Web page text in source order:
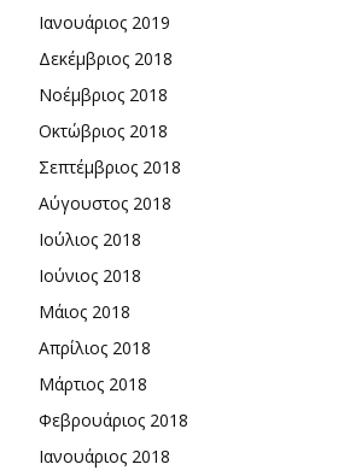
Ιανουάριος 2019
Δεκέμβριος 2018
Νοέμβριος 2018
Οκτώβριος 2018
Σεπτέμβριος 2018
Αύγουστος 2018
Ιούλιος 2018
Ιούνιος 2018
Μάιος 2018
Απρίλιος 2018
Μάρτιος 2018
Φεβρουάριος 2018
Ιανουάριος 2018